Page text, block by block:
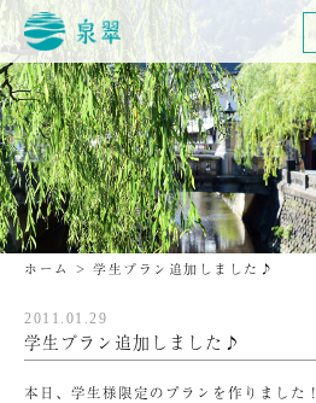
ホーム > 学生プラン追加しました♪
2011.01.29
学生プラン追加しました♪
本日、学生様限定のプランを作りました！